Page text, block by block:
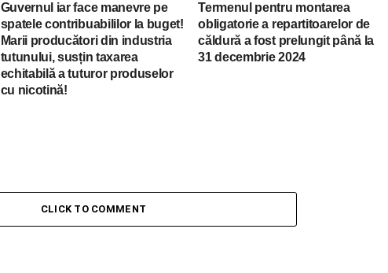
Guvernul iar face manevre pe
spatele contribuabililor la buget!
Marii producători din industria
tutunului, susțin taxarea
echitabilă a tuturor produselor
cu nicotină!
Termenul pentru montarea
obligatorie a repartitoarelor de
căldură a fost prelungit până la
31 decembrie 2024
CLICK TO COMMENT